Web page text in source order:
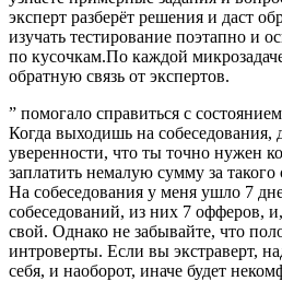
эксперт разберёт решения и даст
изучать тестирование поэтапно и
по кусочкам.По каждой
обратную связь от экспертов.
” помогало справиться с
Когда выходишь на собеседования,
уверенности, что ты точно нужен
заплатить немалую сумму за такого
На собеседования у меня ушло 7
собеседований, из них 7 офферов,
свой. Однако не забывайте, что
интроверты. Если вы экстраверт,
себя, и наоборот, иначе будет